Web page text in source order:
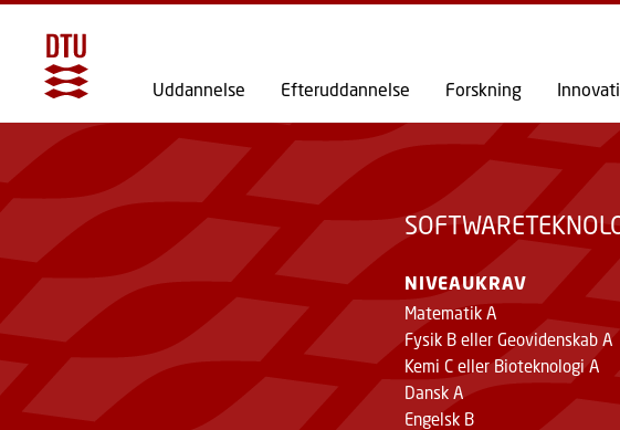
GÅ
Uddannelse Efteruddannelse Forskning
NIVEAUKRAV
Matematik A
Fysik B eller Geovidenskab A
Kemi C eller Bioteknologi A
Dansk A
Engelsk B